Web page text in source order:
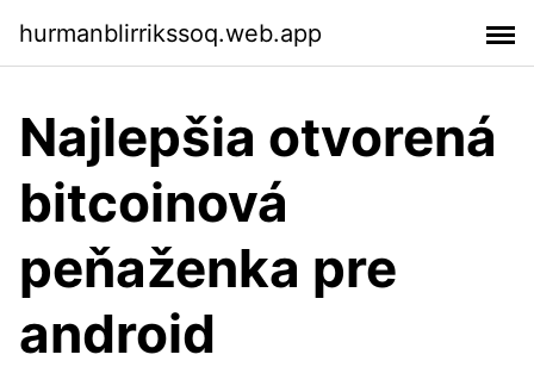
hurmanblirrikssoq.web.app
Najlepšia otvorená
bitcoinová
peňaženka pre
android